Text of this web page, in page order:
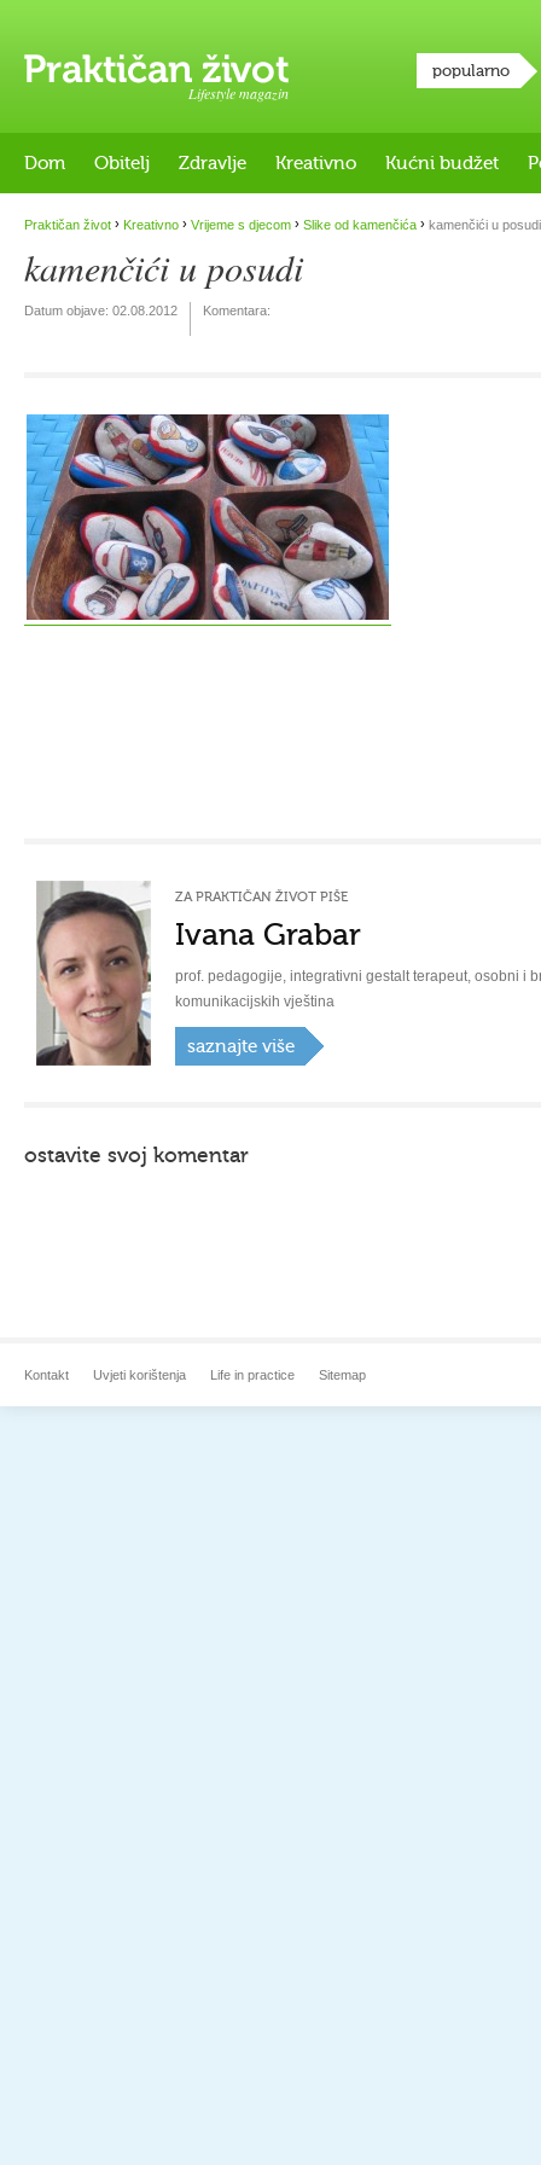
Lifestyle magazin
popularno
Dom Obitelj Zdravlje Kreativno Kućni budžet
Praktičan život › Kreativno › Vrijeme s djecom › Slike od kamenčića › kamenčići u posudi
kamenčići u posudi
Datum objave: 02.08.2012 Komentara:
ZA PRAKTIČAN ŽIVOT PIŠE
Ivana Grabar
prof. pedagogije, integrativni gestalt terapeut, osobni i
komunikacijskih vještina
saznajte više
ostavite svoj komentar
Kontakt Uvjeti korištenja Life in practice Sitemap